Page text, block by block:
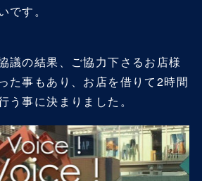
です。
議の結果、ご協力下さるお店様
た事もあり、お店を借りて2時間
う事に決まりました。